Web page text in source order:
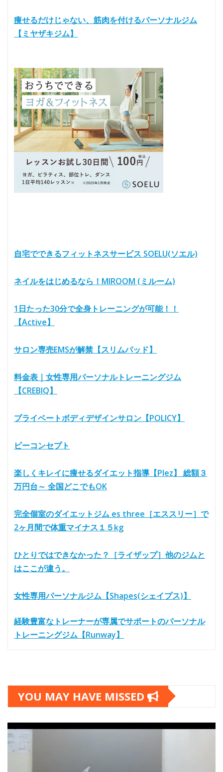
痩せるだけじゃない、筋肉を付けるパーソナルジム
【ミヤザキジム】
自宅でできるフィットネスサービス SOELU(ソエル)
ネイルをはじめるなら！MIROOM (ミルーム)
1日たった30分で全身トレーニングが可能！！
【Active】
サロン専売EMSが解禁【スリムパッド】
料金表｜女性専用パーソナルトレーニングジム
【CREBIQ】
プライベートボディデザインサロン【POLICY】
ビーコンセプト
楽しくキレイに痩せるダイエット指導【Plez】 総額３
万円台～ 全国どこでもOK
完全個室のダイエットジム es three［エススリー］で
2ヶ月間で体重マイナス１５kg
ひとりではできなかった？［ライザップ］他のジムと
はここが違う。
女性専用パーソナルジム【Shapes(シェイプス)】
経験豊富なトレーナーが専属でサポートのパーソナル
トレーニングジム【Runway】
YOU MAY HAVE MISSED